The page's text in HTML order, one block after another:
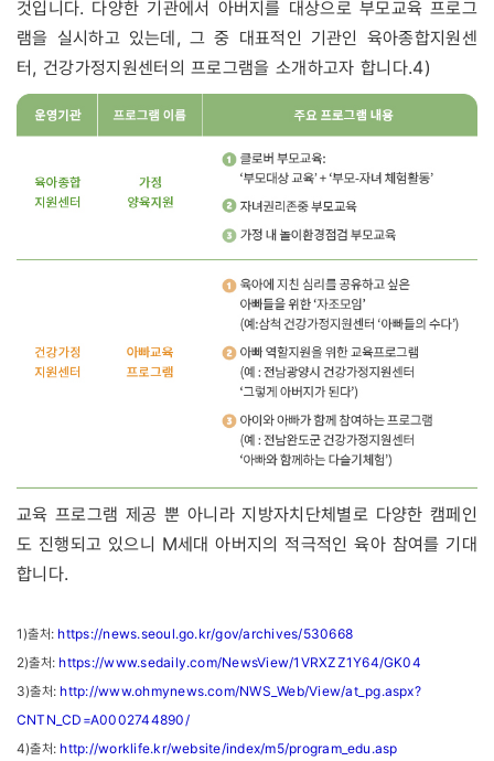
것입니다. 다양한 기관에서 아버지를 대상으로 부모교육 프로그
램을 실시하고 있는데, 그 중 대표적인 기관인 육아종합지원센
터, 건강가정지원센터의 프로그램을 소개하고자 합니다.4)
교육 프로그램 제공 뿐 아니라 지방자치단체별로 다양한 캠페인
도 진행되고 있으니 M세대 아버지의 적극적인 육아 참여를 기대
합니다.
1)출처: https://news.seoul.go.kr/gov/archives/530668
2)출처: https://www.sedaily.com/NewsView/1VRXZZ1Y64/GK04
3)출처: http://www.ohmynews.com/NWS_Web/View/at_pg.aspx?
CNTN_CD=A0002744890/
4)출처: http://worklife.kr/website/index/m5/program_edu.asp